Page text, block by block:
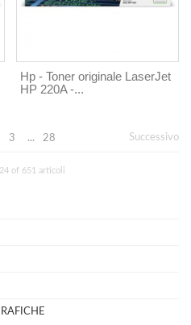
Hp - Toner originale LaserJet
HP 220A -...
3 ... 28 Successivo
of 651 articoli